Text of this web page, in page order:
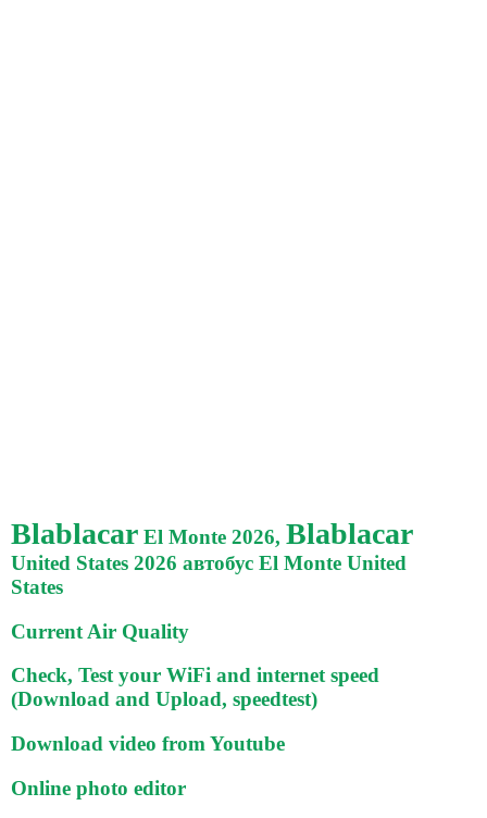
Blablacar El Monte 2026, Blablacar
United States 2026 автобус El Monte United
States
Current Air Quality
Check, Test your WiFi and internet speed
(Download and Upload, speedtest)
Download video from Youtube
Online photo editor